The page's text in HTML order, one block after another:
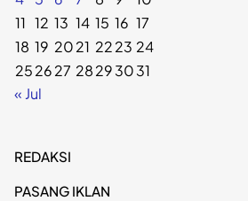
11 12 13 14 15 16 17
18 19 2021 2223 24
252627 28293031
« Jul
REDAKSI
PASANG IKLAN